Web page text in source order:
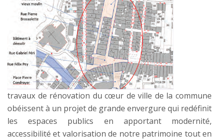
travaux de rénovation du cœur de ville de la commune
obéissent à un projet de grande envergure qui redéfinit
les espaces publics en apportant modernité,
accessibilité et valorisation de notre patrimoine tout en